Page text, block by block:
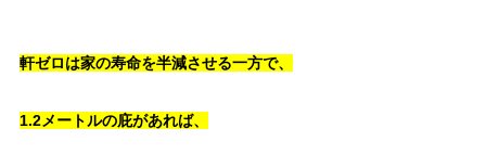
軒ゼロは家の寿命を半減させる一方で、
1.2メートルの庇があれば、